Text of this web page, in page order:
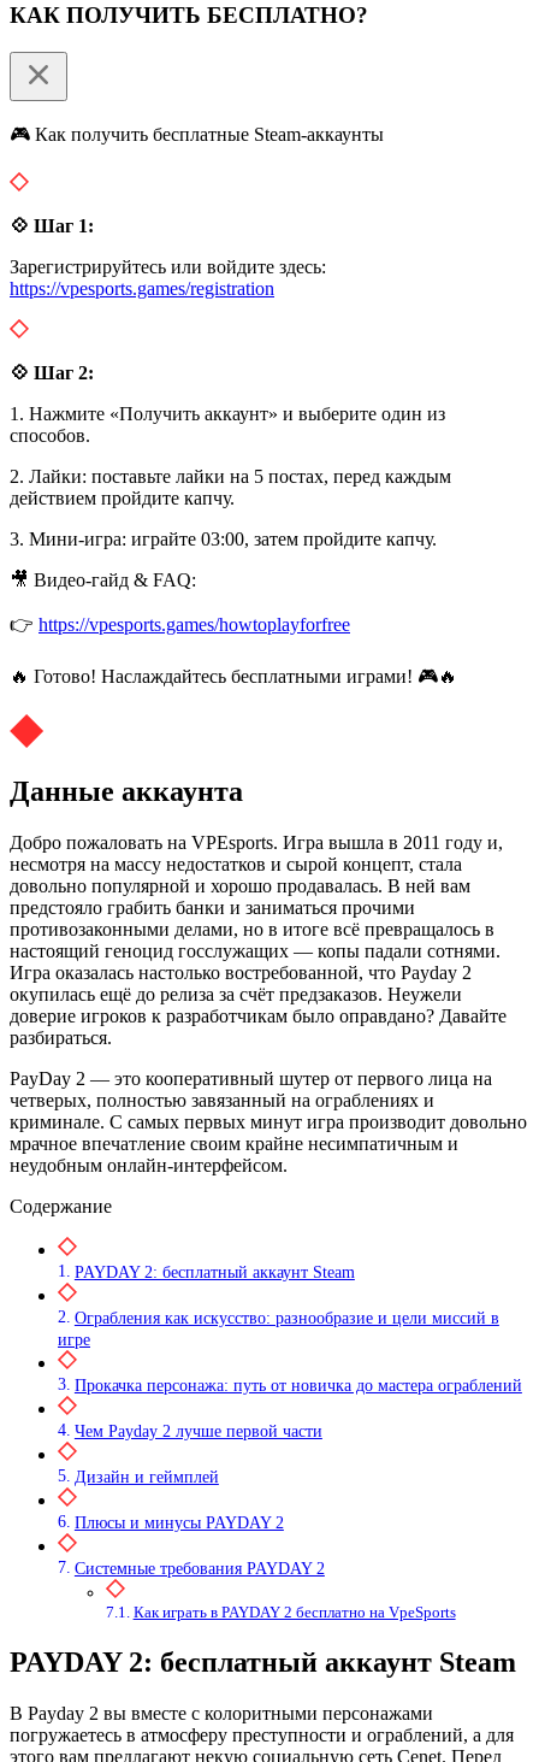
КАК ПОЛУЧИТЬ БЕСПЛАТНО?
🎮 Как получить бесплатные Steam-аккаунты
💠 Шаг 1:
Зарегистрируйтесь или войдите здесь:
https://vpesports.games/registration
💠 Шаг 2:
1. Нажмите «Получить аккаунт» и выберите один из
способов.
2. Лайки: поставьте лайки на 5 постах, перед каждым
действием пройдите капчу.
3. Мини-игра: играйте 03:00, затем пройдите капчу.
🎥 Видео-гайд & FAQ:
👉 https://vpesports.games/howtoplayforfree
🔥 Готово! Наслаждайтесь бесплатными играми! 🎮🔥
Данные аккаунта
Добро пожаловать на VPEsports. Игра вышла в 2011 году и,
несмотря на массу недостатков и сырой концепт, стала
довольно популярной и хорошо продавалась. В ней вам
предстояло грабить банки и заниматься прочими
противозаконными делами, но в итоге всё превращалось в
настоящий геноцид госслужащих — копы падали сотнями.
Игра оказалась настолько востребованной, что Payday 2
окупилась ещё до релиза за счёт предзаказов. Неужели
доверие игроков к разработчикам было оправдано? Давайте
разбираться.
PayDay 2 — это кооперативный шутер от первого лица на
четверых, полностью завязанный на ограблениях и
криминале. С самых первых минут игра производит довольно
мрачное впечатление своим крайне несимпатичным и
неудобным онлайн-интерфейсом.
Содержание
PAYDAY 2: бесплатный аккаунт Steam
Ограбления как искусство: разнообразие и цели миссий в
игре
Прокачка персонажа: путь от новичка до мастера ограблений
Чем Payday 2 лучше первой части
Дизайн и геймплей
Плюсы и минусы PAYDAY 2
Системные требования PAYDAY 2
Как играть в PAYDAY 2 бесплатно на VpeSports
PAYDAY 2: бесплатный аккаунт Steam
В Payday 2 вы вместе с колоритными персонажами
погружаетесь в атмосферу преступности и ограблений, а для
этого вам предлагают некую социальную сеть Cenet. Перед